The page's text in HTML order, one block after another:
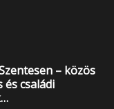
– közös
és családi